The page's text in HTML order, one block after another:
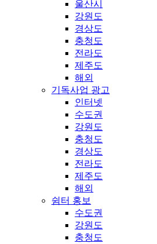
울산시
강원도
경상도
충청도
전라도
제주도
해외
기독사업 광고
인터넷
수도권
강원도
충청도
경상도
전라도
제주도
해외
쉼터 홍보
수도권
강원도
충청도